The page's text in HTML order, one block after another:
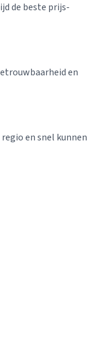
de beste prijs-
en
en snel kunnen